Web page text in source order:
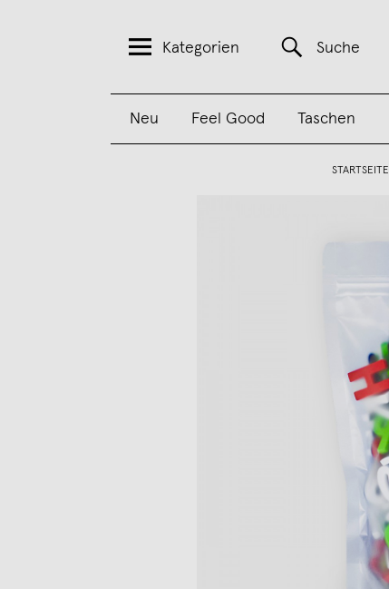
Kategorien Suche
Neu Feel Good Taschen
STARTSEITE